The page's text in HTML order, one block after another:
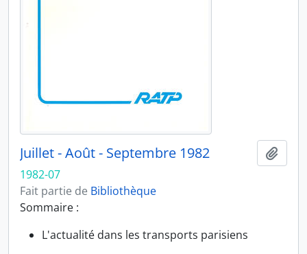
Juillet - Août - Septembre 1982
1982-07
Fait partie de Bibliothèque
Sommaire :
L'actualité dans les transports parisiens